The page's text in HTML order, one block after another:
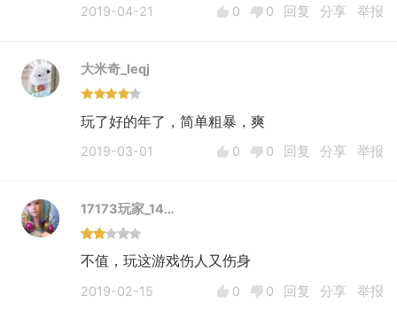
2019-04-21 0 0 回复 分享 举报
大米奇_leqj
玩了好的年了，简单粗暴，爽
2019-03-01 0 0 回复 分享 举报
17173玩家_14…
不值，玩这游戏伤人又伤身
2019-02-15 0 0 回复 分享 举报